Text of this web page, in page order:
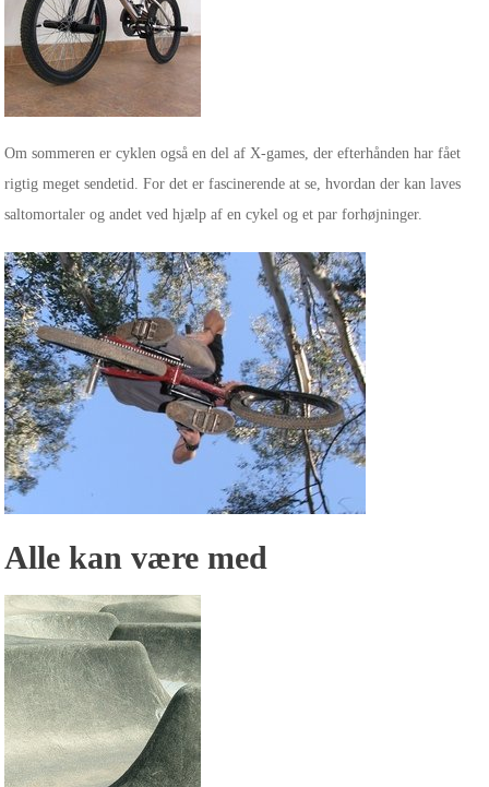
Om sommeren er cyklen også en del af X-games, der efterhånden har fået
rigtig meget sendetid. For det er fascinerende at se, hvordan der kan laves
saltomortaler og andet ved hjælp af en cykel og et par forhøjninger.
Alle kan være med